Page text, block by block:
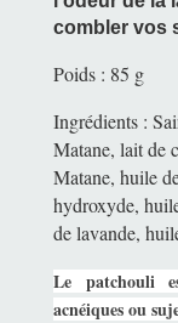
combler vos
Poids : 85 g
Ingrédients :
Matane, lait de
Matane, huile
hydroxyde,
de lavande,
Le patchouli
acnéiques ou